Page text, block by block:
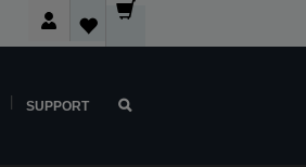
SUPPORT